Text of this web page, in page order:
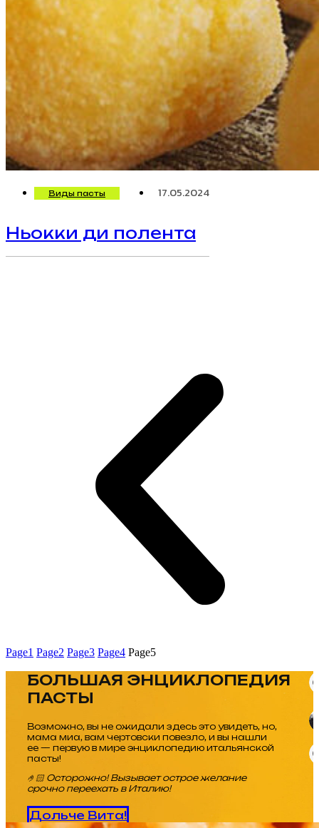
Виды пасты 17.05.2024
Ньокки ди полента
Page1 Page2 Page3 Page4 Page5
БОЛЬШАЯ ЭНЦИКЛОПЕДИЯ
ПАСТЫ
Возможно, вы не ожидали здесь это увидеть, но,
мама миа, вам чертовски повезло, и вы нашли
ее — первую в мире энциклопедию итальянской
пасты!
🤌🏻 Осторожно! Вызывает острое желание
срочно переехать в Италию!
Дольче Вита!